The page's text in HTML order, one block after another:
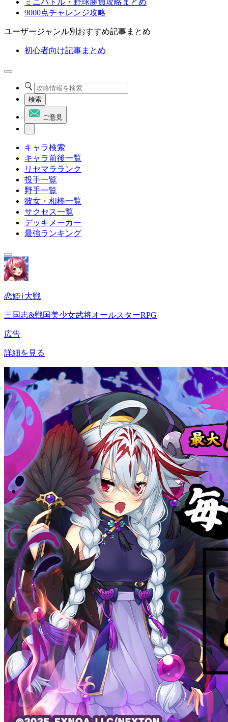
ミニバトル・野球勝負攻略まとめ
9000点チャレンジ攻略
ユーザージャンル別おすすめ記事まとめ
初心者向け記事まとめ
検索
ご意見
キャラ検索
キャラ前後一覧
リセマラランク
投手一覧
野手一覧
彼女・相棒一覧
サクセス一覧
デッキメーカー
最強ランキング
恋姫†大戦
三国志&戦国美少女武将オールスターRPG
広告
詳細を見る